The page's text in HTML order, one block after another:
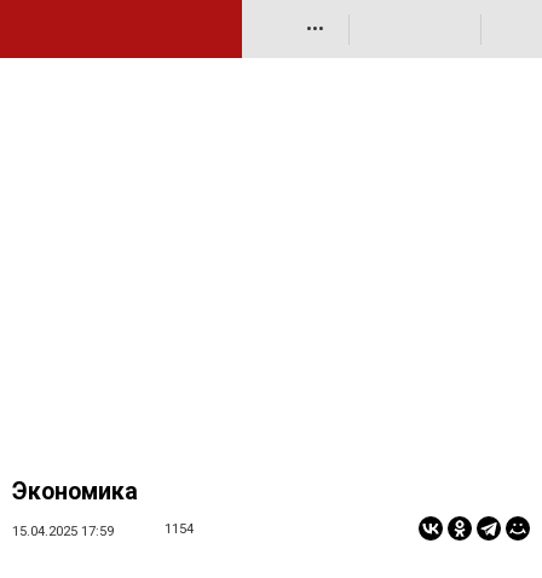
•••
Экономика
15.04.2025 17:59 1154